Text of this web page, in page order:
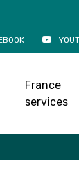
France
services